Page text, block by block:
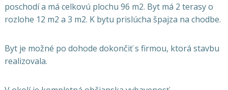
poschodí a má celkovú plochu 96 m2. Byt má 2 terasy o
rozlohe 12 m2 a 3 m2. K bytu prislúcha špajza na chodbe.
Byt je možné po dohode dokončiť s firmou, ktorá stavbu
realizovala.